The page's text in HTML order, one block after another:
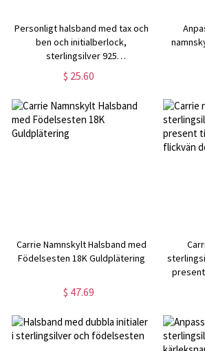
Personligt halsband med tax och
ben och initialberlock,
sterlingsilver 925
hundminnessmycken,
sympati-/födelsedagspresent till
$ 25.60
Carrie Namnskylt Halsband med
Födelsesten 18K Guldplätering
$ 47.69